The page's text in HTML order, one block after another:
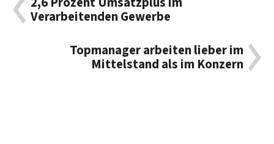
Verarbeitenden Gewerbe
Topmanager arbeiten lieber im
Mittelstand als im Konzern